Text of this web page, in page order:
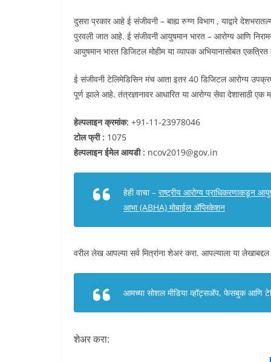
दुसरा प्रकार आहे ई संजीवनी – बाह्य रुग्ण विभाग , याद्वारे
पुरवली जात आहे. ई संजीवनी आयुषमान भारत – आरोग्य आणि
आयुषमान भारत डिजिटल मोहीम या व्यापक अभियानासोबत
ई संजीवनी टेलिमेडिसिन मंच आता इतर 40 डिजिटल आरोग्य
पूर्ण झाले आहे. तंत्रज्ञानावर आधारित या आरोग्य सेवा देशासाठी
हेल्पलाइन क्रमांक: +91-11-23978046
टोल फ्री : 1075
हेल्पलाइन ईमेल आयडी : ncov2019@gov.in
हेही वाचा – राष्ट्रीय आरोग्य प्राधिकरणाकडून
आभा (ABHA) मोबाईल अ‍ॅप्लिकेशन
वरील लेख आपल्या सर्व मित्रांना शेअर करा. आपल्याला या
आमच्या सोशल मीडिया व्हॉट्सअ‍ॅप, फेसबुक आणि
शेअर करा: